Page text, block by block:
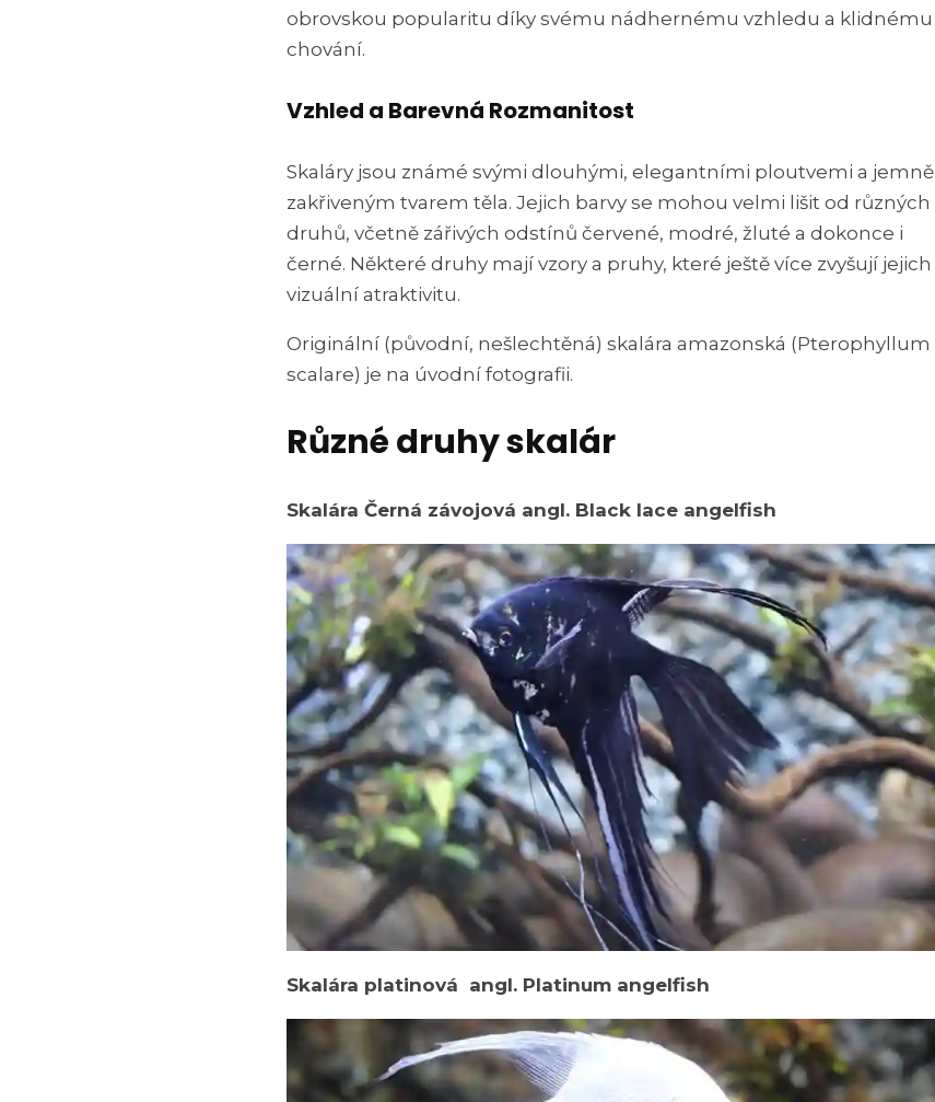
obrovskou popularitu díky svému nádhernému vzhledu a klidnému
chování.
Vzhled a Barevná Rozmanitost
Skaláry jsou známé svými dlouhými, elegantními ploutvemi a jemně
zakřiveným tvarem těla. Jejich barvy se mohou velmi lišit od různých
druhů, včetně zářivých odstínů červené, modré, žluté a dokonce i
černé. Některé druhy mají vzory a pruhy, které ještě více zvyšují jejich
vizuální atraktivitu.
Originální (původní, nešlechtěná) skalára amazonská (Pterophyllum
scalare) je na úvodní fotografii.
Různé druhy skalár
Skalára Černá závojová angl. Black lace angelfish
Skalára platinová angl. Platinum angelfish